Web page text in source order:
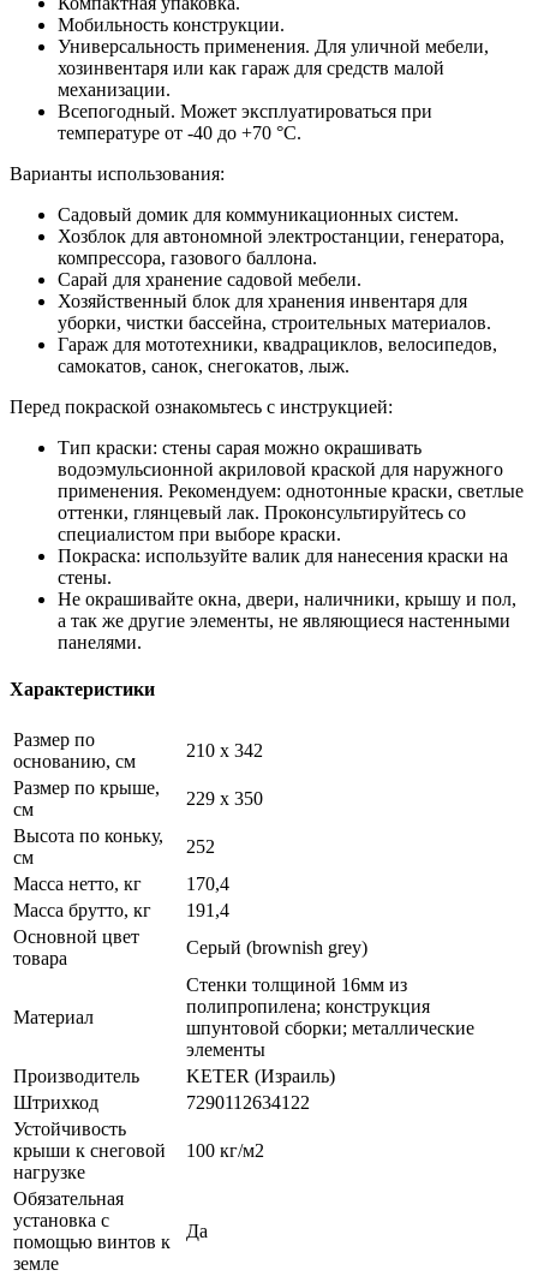
Мобильность конструкции.
Универсальность применения. Для уличной мебели,
хозинвентаря или как гараж для средств малой
механизации.
Всепогодный. Может эксплуатироваться при
температуре от -40 до +70 °С.
Варианты использования:
Садовый домик для коммуникационных систем.
Хозблок для автономной электростанции, генератора,
компрессора, газового баллона.
Сарай для хранение садовой мебели.
Хозяйственный блок для хранения инвентаря для
уборки, чистки бассейна, строительных материалов.
Гараж для мототехники, квадрациклов, велосипедов,
самокатов, санок, снегокатов, лыж.
Перед покраской ознакомьтесь с инструкцией:
Тип краски: стены сарая можно окрашивать
водоэмульсионной акриловой краской для наружного
применения. Рекомендуем: однотонные краски, светлые
оттенки, глянцевый лак. Проконсультируйтесь со
специалистом при выборе краски.
Покраска: используйте валик для нанесения краски на
стены.
Не окрашивайте окна, двери, наличники, крышу и пол,
а так же другие элементы, не являющиеся настенными
панелями.
Характеристики
Размер по
основанию, см
210 х 342
Размер по крыше,
см
229 x 350
Высота по коньку,
см
252
Масса нетто, кг
170,4
Масса брутто, кг
191,4
Основной цвет
товара
Серый (brownish grey)
Материал
Стенки толщиной 16мм из
полипропилена; конструкция
шпунтовой сборки; металлические
элементы
Производитель
KETER (Израиль)
Штрихкод
7290112634122
Устойчивость
крыши к снеговой
нагрузке
100 кг/м2
Обязательная
установка с
помощью винтов к
земле
Да